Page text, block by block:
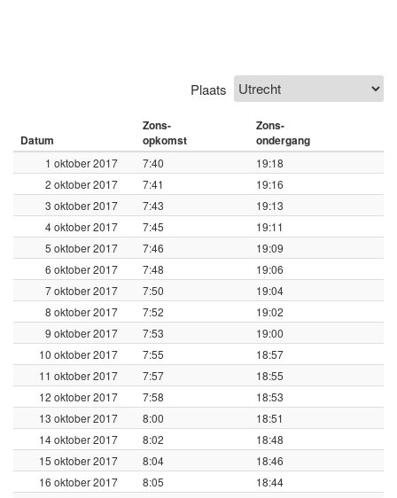
Plaats
Datum
Zons-
opkomst
Zons-
ondergang
1 oktober 2017 7:40
19:18
2 oktober 2017
7:41
19:16
3 oktober 2017
7:43
19:13
4 oktober 2017
7:45
19:11
5 oktober 2017
7:46
19:09
6 oktober 2017
7:48
19:06
7 oktober 2017
7:50
19:04
8 oktober 2017
7:52
19:02
9 oktober 2017
7:53
19:00
10 oktober 2017
7:55
18:57
11 oktober 2017
7:57
18:55
12 oktober 2017
7:58
18:53
13 oktober 2017
8:00
18:51
14 oktober 2017
8:02
18:48
15 oktober 2017
8:04
18:46
16 oktober 2017
8:05
18:44